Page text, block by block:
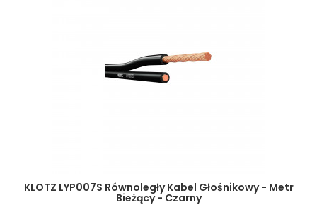
KLOTZ LYP007S Równoległy Kabel Głośnikowy - Metr
Bieżący - Czarny